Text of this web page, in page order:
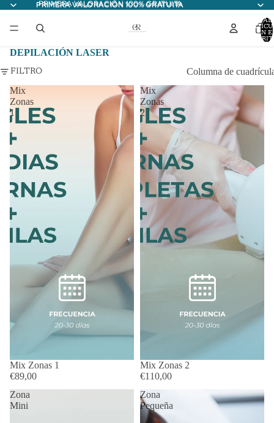
PRIMERA VALORACIÓN 100% GRATUITA
PRIMERA VALORACIÓN 100% GRATUITA
TOTAL
EN
DEPILACIÓN LASER
FILTRO
Columna de
Mix
Zonas
1
Mix Zonas 1
€89,00
Mix
Zonas
2
Mix Zonas 2
€110,00
Zona
Mini
Zona
Pequeña